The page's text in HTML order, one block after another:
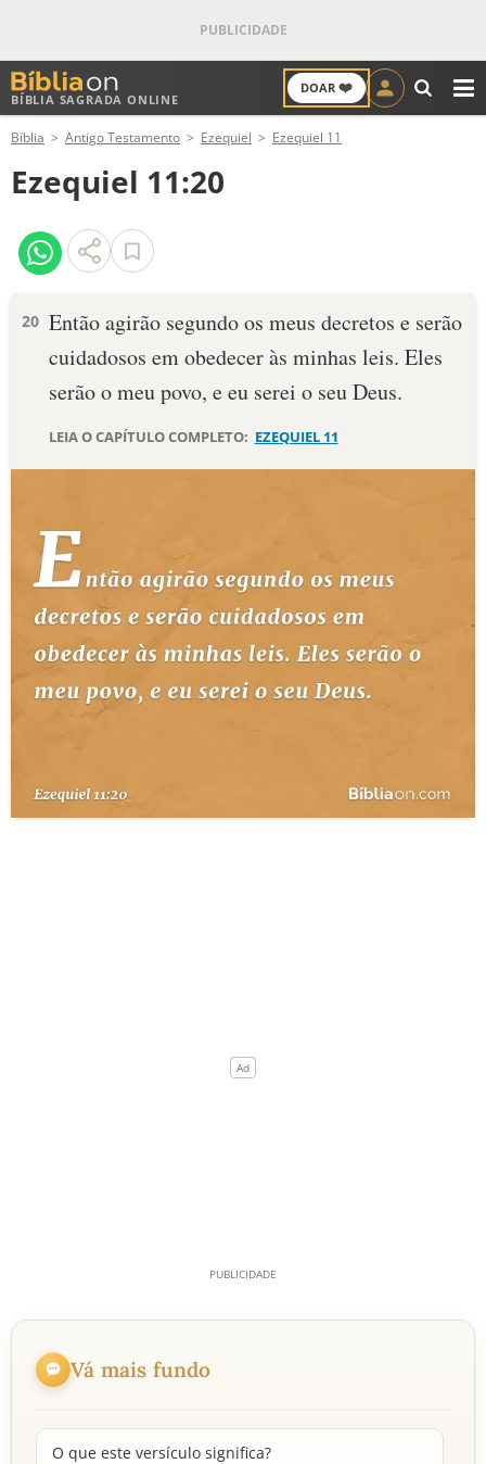
BÍBLIA SAGRADA ONLINE
DOAR ❤️
ANTIGO TESTAMENTO
NOVO TESTAMENTO
VERSÍCULOS
PALAVRA DO DIA
DEVOCIONAL DIÁRIO
10 MANDAMENTOS
ESTUDOS BÍBLICOS
ESBOÇOS DE PREGAÇÃO
TEMAS
TERMO BÍBLICO
Bíblia Antigo Testamento Ezequiel Ezequiel 11
Ezequiel 11:20
20 Então agirão segundo os meus decretos e serão
cuidadosos em obedecer às minhas leis. Eles
serão o meu povo, e eu serei o seu Deus.
LEIA O CAPÍTULO COMPLETO: EZEQUIEL 11
Vá mais fundo
O que este versículo significa?